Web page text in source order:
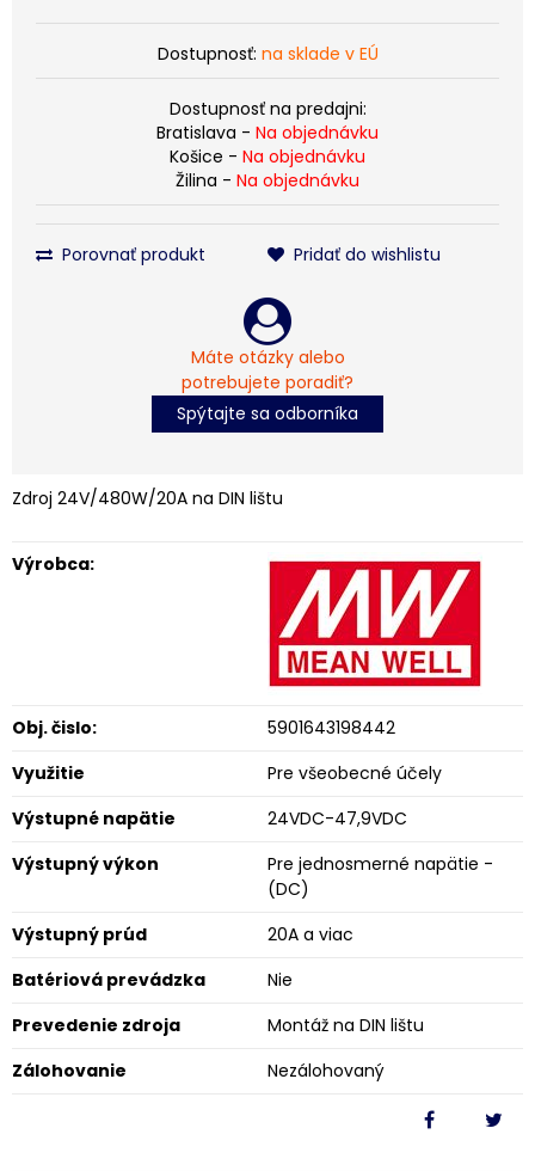
Dostupnosť: na sklade v EÚ
Dostupnosť na predajni:
Bratislava - Na objednávku
Košice - Na objednávku
Žilina - Na objednávku
Porovnať produkt Pridať do wishlistu
Máte otázky alebo
potrebujete poradiť?
Spýtajte sa odborníka
Zdroj 24V/480W/20A na DIN lištu
Výrobca:
Obj. čislo:
5901643198442
Využitie
Pre všeobecné účely
Výstupné napätie
24VDC-47,9VDC
Výstupný výkon
Pre jednosmerné napätie -
(DC)
Výstupný prúd
20A a viac
Batériová prevádzka
Nie
Prevedenie zdroja
Montáž na DIN lištu
Zálohovanie
Nezálohovaný